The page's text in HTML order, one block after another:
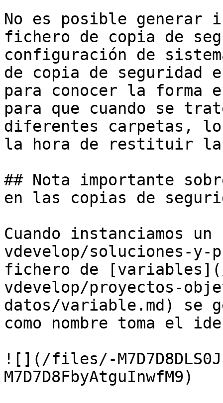
No es posible
fichero de copia de
configuración de
de copia de seguridad
para conocer la forma
para que cuando se
diferentes carpetas, lo
la hora de restituir la
## Nota importante
en las copias de
Cuando instanciamos
vdevelop/soluciones-y-
fichero de
vdevelop/proyectos-
datos/variable.md) se
como nombre toma el
![](/files/-
M7D7D8FbyAtguInwfM9)